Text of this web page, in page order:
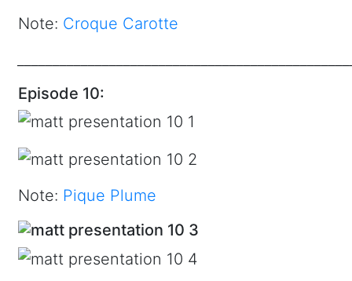
Note: Croque Carotte
Episode 10:
Note: Pique Plume